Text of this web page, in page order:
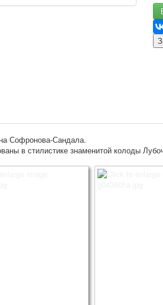
Софронова-Сандала.
в стилистике знаменитой колоды